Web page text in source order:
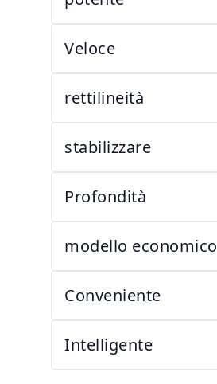
Veloce
rettilineità
stabilizzare
Profondità
modello economico
Conveniente
Intelligente